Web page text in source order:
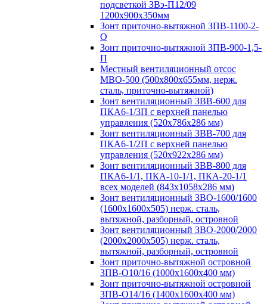
подсветкой ЗВэ-П12/09
1200х900х350мм
Зонт приточно-вытяжной ЗПВ-1100-2-
О
Зонт приточно-вытяжной ЗПВ-900-1,5-
П
Местный вентиляционный отсос
МВО-500 (500х800х655мм, нерж.
сталь, приточно-вытяжной)
Зонт вентиляционный ЗВВ-600 для
ПКА6-1/3П с верхней панелью
управления (520х786х286 мм)
Зонт вентиляционный ЗВВ-700 для
ПКА6-1/2П с верхней панелью
управления (520х922х286 мм)
Зонт вентиляционный ЗВВ-800 для
ПКА6-1/1, ПКА-10-1/1, ПКА-20-1/1
всех моделей (843х1058х286 мм)
Зонт вентиляционный ЗВО-1600/1600
(1600х1600х505) нерж. сталь,
вытяжной, разборный, островной
Зонт вентиляционный ЗВО-2000/2000
(2000х2000х505) нерж. сталь,
вытяжной, разборный, островной
Зонт приточно-вытяжной островной
ЗПВ-О10/16 (1000х1600х400 мм)
Зонт приточно-вытяжной островной
ЗПВ-О14/16 (1400х1600х400 мм)